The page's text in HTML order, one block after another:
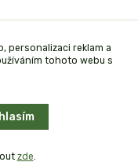
personalizaci reklam a
tohoto webu s
zde